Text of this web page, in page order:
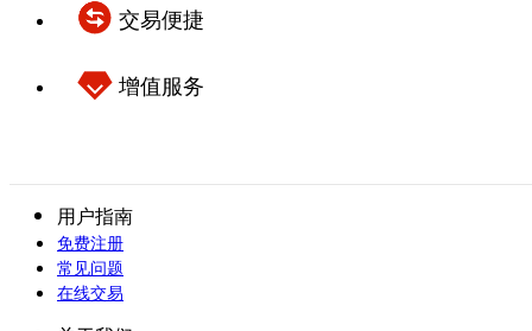
交易便捷
增值服务
用户指南
免费注册
常见问题
在线交易